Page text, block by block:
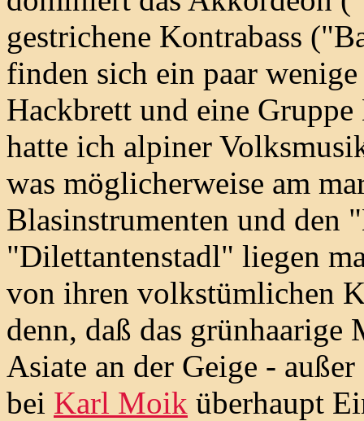
gestrichene Kontrabass
finden sich ein paar
Hackbrett und eine
hatte ich alpiner
was möglicherweise am
Blasinstrumenten und den
"Dilettantenstadl" liegen
von ihren volkstümlichen
denn, daß das grünhaarige
Asiate an der Geige -
bei Karl Moik überhaupt